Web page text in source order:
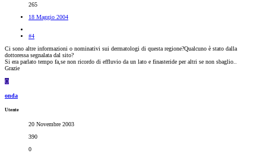
265
18 Maggio 2004
#4
Ci sono altre informazioni o nominativi sui dermatologi di questa regione?Qualcuno è stato dalla
dottoressa segnalata dal sito?
Si era parlato tempo fa,se non ricordo di effluvio da un lato e finasteride per altri se non sbaglio..
Grazie
O
onda
Utente
20 Novembre 2003
390
0